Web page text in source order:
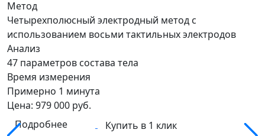
Метод
Четырехполюсный электродный метод с
использованием восьми тактильных электродов
Анализ
47 параметров состава тела
Время измерения
Примерно 1 минута
Цена: 979 000 руб.
Подробнее
Купить в 1 клик